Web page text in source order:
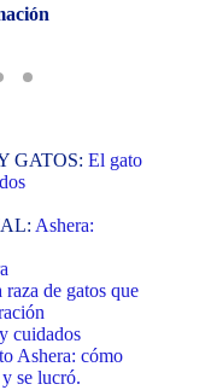
GATOS: El gato
Ashera:
de gatos que
cuidados
Ashera: cómo
se lucró.